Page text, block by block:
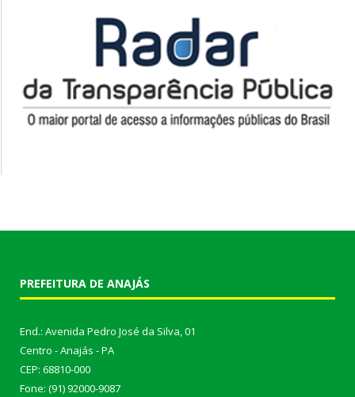
PREFEITURA DE ANAJÁS
End.: Avenida Pedro José da Silva, 01
Centro - Anajás - PA
CEP: 68810-000
Fone: (91) 92000-9087